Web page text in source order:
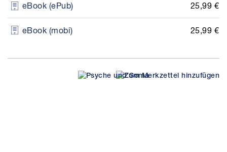
eBook (ePub) 25,99 €
eBook (mobi) 25,99 €